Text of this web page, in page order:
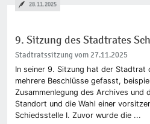
9. Sitzung des Stadtrates
Stadtratssitzung vom 27.11.2025
In seiner 9. Sitzung hat der Stadtrat
mehrere Beschlüsse gefasst,
Zusammenlegung des Archives und
Standort und die Wahl einer
Schiedsstelle I. Zuvor wurde die ...
28.11.2025